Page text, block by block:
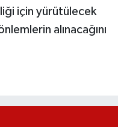
için yürütülecek
alınacağını